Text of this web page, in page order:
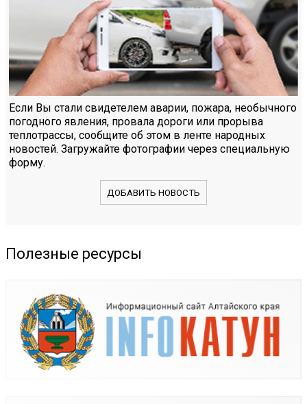
Если Вы стали свидетелем аварии, пожара, необычного
погодного явления, провала дороги или прорыва
теплотрассы, сообщите об этом в ленте народных
новостей. Загружайте фотографии через специальную
форму.
ДОБАВИТЬ НОВОСТЬ
Полезные ресурсы